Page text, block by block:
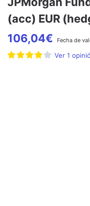
(acc) EUR
106,04€ Fecha de
Ver 1